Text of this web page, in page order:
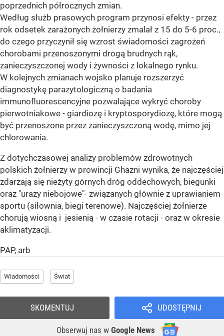
poprzednich półrocznych zmian.
Według służb prasowych program przynosi efekty - przez
rok odsetek zarażonych żołnierzy zmalał z 15 do 5-6 proc.,
do czego przyczynił się wzrost świadomości zagrożeń
chorobami przenoszonymi drogą brudnych rąk,
zanieczyszczonej wody i żywności z lokalnego rynku.
W kolejnych zmianach wojsko planuje rozszerzyć
diagnostykę parazytologiczną o badania
immunofluorescencyjne pozwalające wykryć choroby
pierwotniakowe - giardiozę i kryptosporydiozę, które mogą
być przenoszone przez zanieczyszczoną wodę, mimo jej
chlorowania.
Z dotychczasowej analizy problemów zdrowotnych
polskich żołnierzy w prowincji Ghazni wynika, że najczęściej
zdarzają się nieżyty górnych dróg oddechowych, biegunki
oraz "urazy niebojowe"- związanych głównie z uprawianiem
sportu (siłownia, biegi terenowe). Najczęściej żołnierze
chorują wiosną i jesienią - w czasie rotacji - oraz w okresie
aklimatyzacji.
PAP, arb
Wiadomości Świat
UDOSTĘPNIJ
Obserwuj nas w Google News
SKOMENTUJ